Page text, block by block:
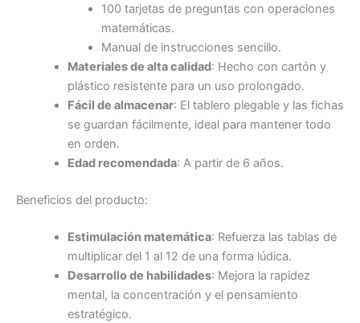
100 tarjetas de preguntas con operaciones
matemáticas.
Manual de instrucciones sencillo.
Materiales de alta calidad: Hecho con cartón y
plástico resistente para un uso prolongado.
Fácil de almacenar: El tablero plegable y las fichas
se guardan fácilmente, ideal para mantener todo
en orden.
Edad recomendada: A partir de 6 años.
Beneficios del producto:
Estimulación matemática: Refuerza las tablas de
multiplicar del 1 al 12 de una forma lúdica.
Desarrollo de habilidades: Mejora la rapidez
mental, la concentración y el pensamiento
estratégico.